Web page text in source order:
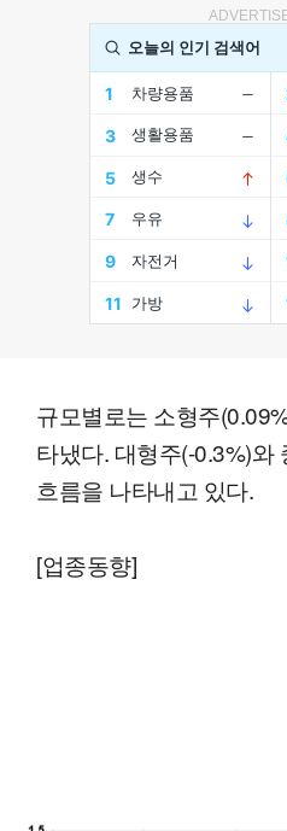
규모별로는 소형주
타냈다. 대형주(-0.3%)와
흐름을 나타내고 있다.
[업종동향]